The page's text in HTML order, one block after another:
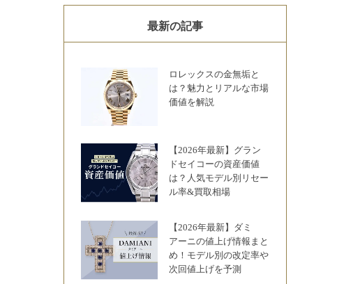
最新の記事
ロレックスの金無垢と
は？魅力とリアルな市場
価値を解説
【2026年最新】グラン
ドセイコーの資産価値
は？人気モデル別リセー
ル率&買取相場
【2026年最新】ダミ
アーニの値上げ情報まと
め！モデル別の改定率や
次回値上げを予測